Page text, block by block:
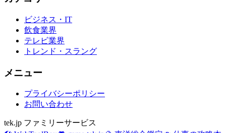
ビジネス・IT
飲食業界
テレビ業界
トレンド・スラング
メニュー
プライバシーポリシー
お問い合わせ
tek.jp ファミリーサービス